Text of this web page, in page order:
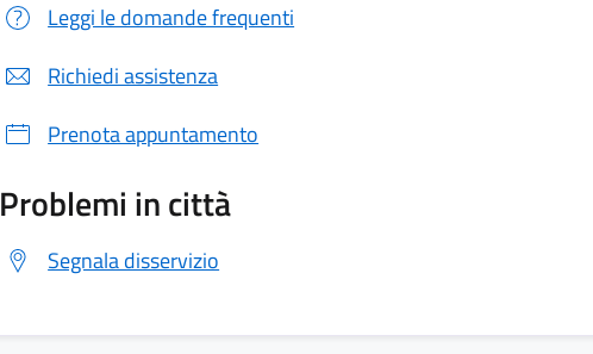
Leggi le domande frequenti
Richiedi assistenza
Prenota appuntamento
Problemi in città
Segnala disservizio